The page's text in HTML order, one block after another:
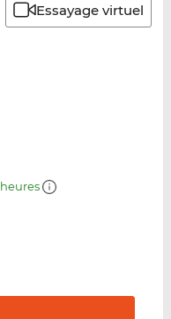
Essayage virtuel